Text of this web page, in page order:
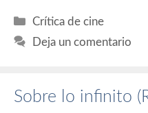
Categorías
Crítica de cine
Deja un comentario
Sobre lo infinito